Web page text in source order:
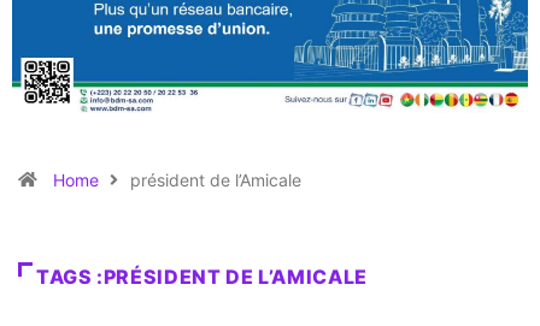
Home président de l’Amicale
TAGS :PRÉSIDENT DE L’AMICALE